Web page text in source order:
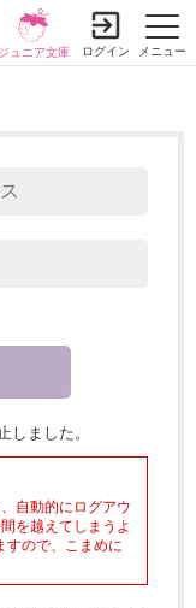
メニュー
ジュニア文庫 ログイン
しました。
自動的にログアウ
を越えてしまうよ
すので、こまめに